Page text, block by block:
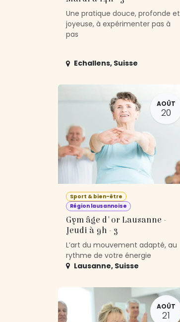
Une pratique douce, profonde et
joyeuse, à expérimenter pas à
pas
Echallens, Suisse
AOÛT
20
Sport & bien-être
Région lausannoise
Gym âge d'or Lausanne -
Jeudi à 9h - 3
L’art du mouvement adapté, au
rythme de votre énergie
Lausanne, Suisse
AOÛT
21